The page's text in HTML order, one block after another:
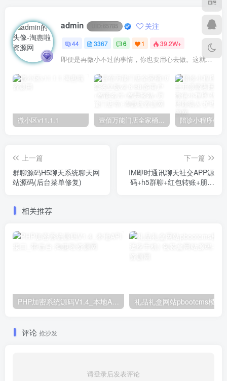
admin 65785 关注
44 3367 6 1 39.2W+
即便是再微小不过的事情，你也要用心去做。这就是成功的秘密
微小区v11.1.1 壹佰万能门店全家桶10套独立版v2.6.68(​多商户+智能名片+智慧轻站+万能门店等)
上一篇
群聊源码H5聊天系统聊天网
站源码(后台菜单修复)
下一篇
IM即时通讯聊天社交APP源
码+h5群聊+红包转账+朋友
相关推荐
PHP加密系统源码V1.4_本地API接口_带后台
评论 抢沙发
请登录后发表评论